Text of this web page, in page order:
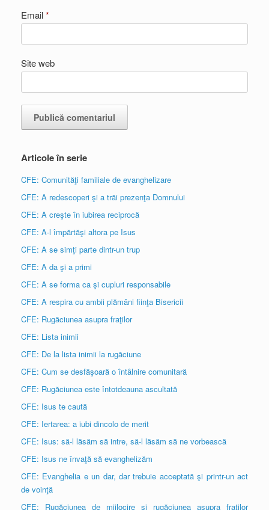
Email*
Site web
Articole în serie
CFE: Comunităţi familiale de evanghelizare
CFE: A redescoperi şi a trăi prezenţa Domnului
CFE: A creşte în iubirea reciprocă
CFE: A-l împărtăşi altora pe Isus
CFE: A se simţi parte dintr-un trup
CFE: A da şi a primi
CFE: A se forma ca şi cupluri responsabile
CFE: A respira cu ambii plămâni fiinţa Bisericii
CFE: Rugăciunea asupra fraţilor
CFE: Lista inimii
CFE: De la lista inimii la rugăciune
CFE: Cum se desfăşoară o întâlnire comunitară
CFE: Rugăciunea este întotdeauna ascultată
CFE: Isus te caută
CFE: Iertarea: a iubi dincolo de merit
CFE: Isus: să-l lăsăm să intre, să-l lăsăm să ne vorbească
CFE: Isus ne învaţă să evanghelizăm
CFE: Evanghelia e un dar, dar trebuie acceptată şi printr-un act
de voinţă
CFE: Rugăciunea de mijlocire şi rugăciunea asupra fraţilor